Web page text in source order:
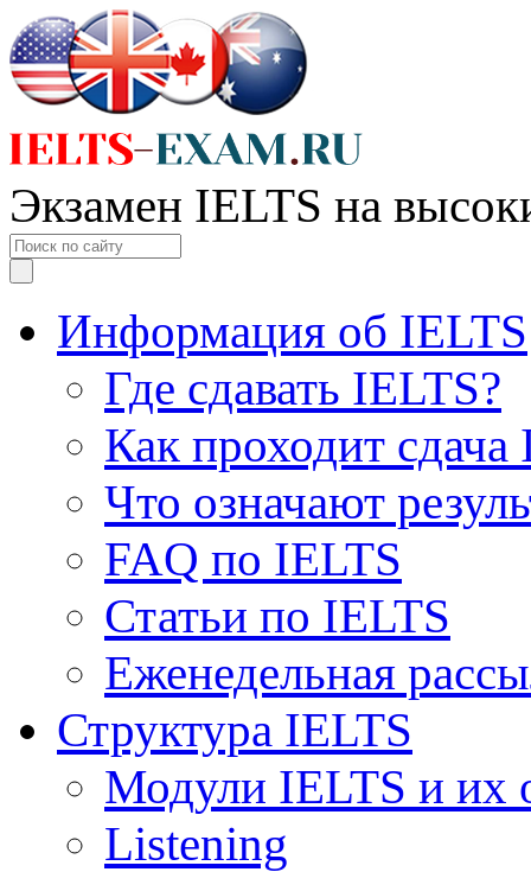
Экзамен IELTS на
Информация об IELTS
Где сдавать IELTS?
Как проходит сдача
Что означают
FAQ по IELTS
Статьи по IELTS
Еженедельная
Структура IELTS
Модули IELTS и их
Listening